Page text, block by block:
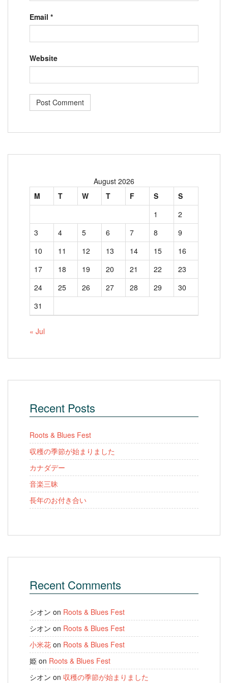
Email *
Website
August 2026
M
T W T F S
S
1
2
3
4 5 6 7 8
9
10
11 12 13 14 15
16
17
18 19 20 21 22
23
24
25 26 27 28 29
30
31
« Jul
Recent Posts
Roots & Blues Fest
収穫の季節が始まりました
カナダデー
音楽三昧
長年のお付き合い
Recent Comments
シオン on Roots & Blues Fest
シオン on Roots & Blues Fest
小米花 on Roots & Blues Fest
姫 on Roots & Blues Fest
シオン on 収穫の季節が始まりました